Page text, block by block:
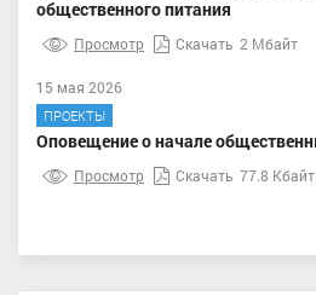
общественного питания
Просмотр Скачать 2 Мбайт
15 мая 2026
ПРОЕКТЫ
Оповещение о начале
Просмотр Скачать 77.8 Кбайт